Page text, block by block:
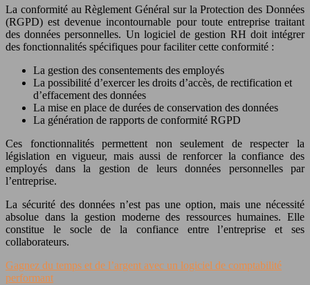
La conformité au Règlement Général sur la Protection des Données
(RGPD) est devenue incontournable pour toute entreprise traitant
des données personnelles. Un logiciel de gestion RH doit intégrer
des fonctionnalités spécifiques pour faciliter cette conformité :
La gestion des consentements des employés
La possibilité d’exercer les droits d’accès, de rectification et
d’effacement des données
La mise en place de durées de conservation des données
La génération de rapports de conformité RGPD
Ces fonctionnalités permettent non seulement de respecter la
législation en vigueur, mais aussi de renforcer la confiance des
employés dans la gestion de leurs données personnelles par
l’entreprise.
La sécurité des données n’est pas une option, mais une nécessité
absolue dans la gestion moderne des ressources humaines. Elle
constitue le socle de la confiance entre l’entreprise et ses
collaborateurs.
Gagnez du temps et de l’argent avec un logiciel de comptabilité
performant